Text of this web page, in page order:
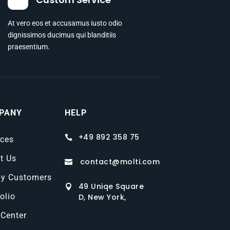
At vero eos et accusamus iusto odio
dignissimos ducimus qui blanditiis
praesentium.
Us
Customers
HELP
 +49 892 358 75
 contact@molti.com

49 Uniqe Square
D, New York,